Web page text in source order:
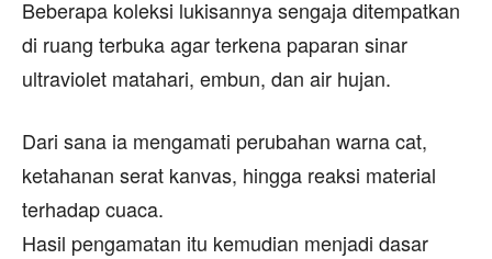
Beberapa koleksi lukisannya sengaja ditempatkan
di ruang terbuka agar terkena paparan sinar
ultraviolet matahari, embun, dan air hujan.
Dari sana ia mengamati perubahan warna cat,
ketahanan serat kanvas, hingga reaksi material
terhadap cuaca.
Hasil pengamatan itu kemudian menjadi dasar